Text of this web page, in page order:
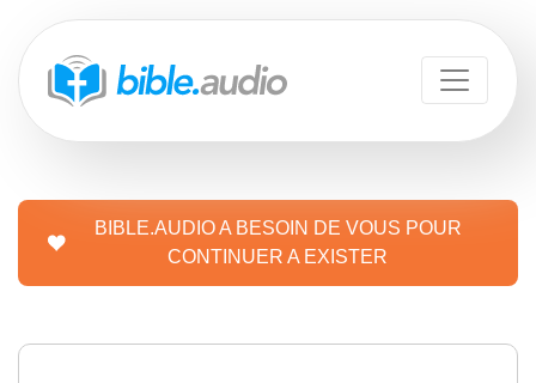
BIBLE.AUDIO A BESOIN DE VOUS POUR
CONTINUER A EXISTER